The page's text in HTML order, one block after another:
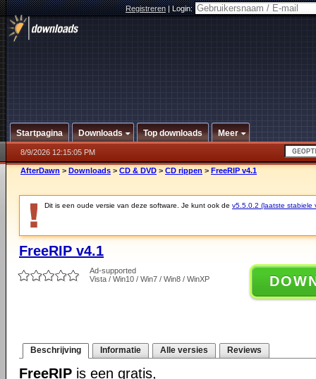
Registreren|Login:
Startpagina Downloads Top downloads Meer
8/9/2026 12:15:05 PM
AfterDawn > Downloads > CD & DVD > CD rippen > FreeRIP v4.1
Dit is een oude versie van deze software. Je kunt ook de v5.5.0.2 (laatste stabiele
FreeRIP v4.1
Ad-supported
Vista / Win10 / Win7 / Win8 / WinXP
Beschrijving Informatie Alle versies Reviews
FreeRIP is een gratis,